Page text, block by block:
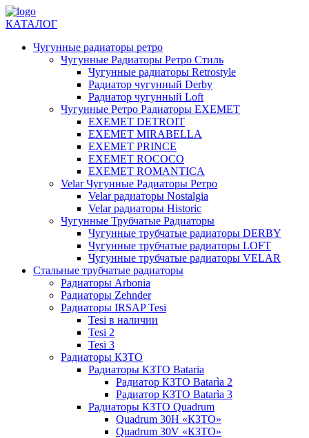
КАТАЛОГ
Чугунные радиаторы ретро
Чугунные Радиаторы Ретро Стиль
Чугунные радиаторы Retrostyle
Радиатор чугунный Derby
Радиатор чугунный Loft
Чугунные Ретро Радиаторы EXEMET
EXEMET DETROIT
EXEMET MIRABELLA
EXEMET PRINCE
EXEMET ROCOCO
EXEMET ROMANTICA
Velar Чугунные Радиаторы Ретро
Velar радиаторы Nostalgia
Velar радиаторы Historic
Чугунные Трубчатые Радиаторы
Чугунные трубчатые радиаторы DERBY
Чугунные трубчатые радиаторы LOFT
Чугунные трубчатые радиаторы VELAR
Стальные трубчатые радиаторы
Радиаторы Arbonia
Радиаторы Zehnder
Радиаторы IRSAP Tesi
Tesi в наличии
Tesi 2
Tesi 3
Радиаторы КЗТО
Радиаторы КЗТО Bataria
Радиатор КЗТО Batarìa 2
Радиатор КЗТО Batarìa 3
Радиаторы КЗТО Quadrum
Quadrum 30H «КЗТО»
Quadrum 30V «КЗТО»